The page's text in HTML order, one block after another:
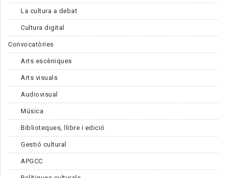
La cultura a debat
Cultura digital
Convocatòries
Arts escèniques
Arts visuals
Audiovisual
Música
Biblioteques, llibre i edició
Gestió cultural
APGCC